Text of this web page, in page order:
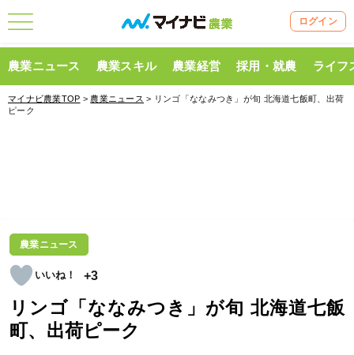
ログイン
農業ニュース 農業スキル 農業経営 採用・就農 ライフ
マイナビ農業TOP > 農業ニュース > リンゴ「ななみつき」が旬 北海道七飯町、出荷
ピーク
農業ニュース
+3
リンゴ「ななみつき」が旬 北海道七飯
町、出荷ピーク